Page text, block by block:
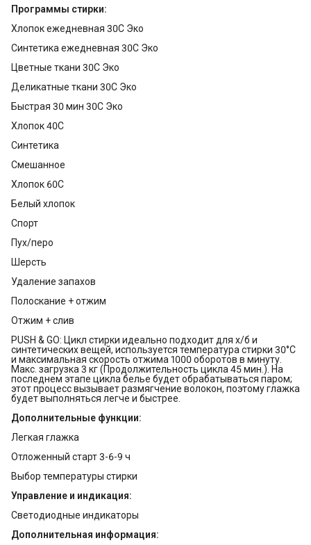
Программы стирки:
Хлопок ежедневная 30С Эко
Синтетика ежедневная 30С Эко
Цветные ткани 30С Эко
Деликатные ткани 30С Эко
Быстрая 30 мин 30С Эко
Хлопок 40С
Синтетика
Смешанное
Хлопок 60С
Белый хлопок
Спорт
Пух/перо
Шерсть
Удаление запахов
Полоскание + отжим
Отжим + слив
PUSH & GO: Цикл стирки идеально подходит для х/б и
синтетических вещей, используется температура стирки 30°С
и максимальная скорость отжима 1000 оборотов в минуту.
Макс. загрузка 3 кг (Продолжительность цикла 45 мин.). На
последнем этапе цикла белье будет обрабатываться паром;
этот процесс вызывает размягчение волокон, поэтому глажка
будет выполняться легче и быстрее.
Дополнительные функции:
Легкая глажка
Отложенный старт 3-6-9 ч
Выбор температуры стирки
Управление и индикация:
Светодиодные индикаторы
Дополнительная информация: